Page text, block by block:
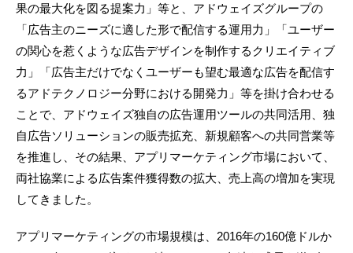
果の最大化を図る提案力」等と、アドウェイズグループの
「広告主のニーズに適した形で配信する運用力」「ユーザー
の関心を惹くような広告デザインを制作するクリエイティブ
力」「広告主だけでなくユーザーも望む最適な広告を配信す
るアドテクノロジー分野における開発力」等を掛け合わせる
ことで、アドウェイズ独自の広告運用ツールの共同活用、独
自広告ソリューションの販売拡充、新規顧客への共同営業等
を推進し、その結果、アプリマーケティング市場において、
両社協業による広告案件獲得数の拡大、売上高の増加を実現
してきました。
アプリマーケティングの市場規模は、2016年の160億ドルか